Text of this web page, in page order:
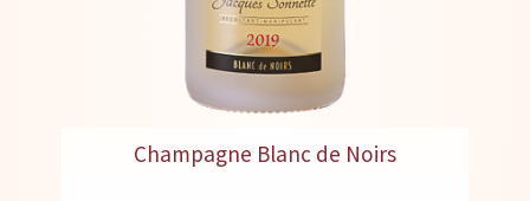
Champagne Blanc de Noirs